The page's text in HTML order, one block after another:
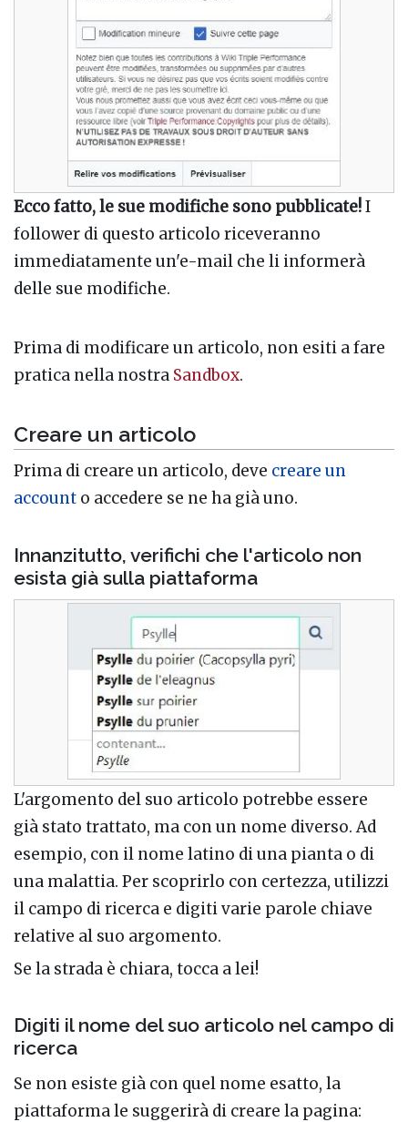
Ecco fatto, le sue modifiche sono pubblicate!I
follower di questo articolo riceveranno
immediatamente un'e-mail che li informerà
delle sue modifiche.
Prima di modificare un articolo, non esiti a fare
pratica nella nostra Sandbox.
Creare un articolo
Prima di creare un articolo, deve creare un
account o accedere se ne ha già uno.
Innanzitutto, verifichi che l'articolo non
esista già sulla piattaforma
L'argomento del suo articolo potrebbe essere
già stato trattato, ma con un nome diverso. Ad
esempio, con il nome latino di una pianta o di
una malattia. Per scoprirlo con certezza, utilizzi
il campo di ricerca e digiti varie parole chiave
relative al suo argomento.
Se la strada è chiara, tocca a lei!
Digiti il nome del suo articolo nel campo di
ricerca
Se non esiste già con quel nome esatto, la
piattaforma le suggerirà di creare la pagina: